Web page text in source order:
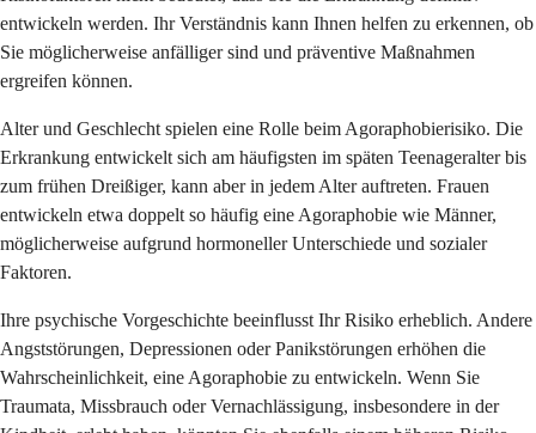
entwickeln werden. Ihr Verständnis kann Ihnen helfen zu erkennen, ob
Sie möglicherweise anfälliger sind und präventive Maßnahmen
ergreifen können.
Alter und Geschlecht spielen eine Rolle beim Agoraphobierisiko. Die
Erkrankung entwickelt sich am häufigsten im späten Teenageralter bis
zum frühen Dreißiger, kann aber in jedem Alter auftreten. Frauen
entwickeln etwa doppelt so häufig eine Agoraphobie wie Männer,
möglicherweise aufgrund hormoneller Unterschiede und sozialer
Faktoren.
Ihre psychische Vorgeschichte beeinflusst Ihr Risiko erheblich. Andere
Angststörungen, Depressionen oder Panikstörungen erhöhen die
Wahrscheinlichkeit, eine Agoraphobie zu entwickeln. Wenn Sie
Traumata, Missbrauch oder Vernachlässigung, insbesondere in der